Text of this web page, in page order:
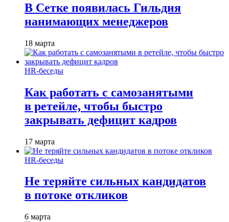
В Сетке появилась Гильдия
нанимающих менеджеров
18 марта
HR-беседы
Как работать с самозанятыми
в ретейле, чтобы быстро
закрывать дефицит кадров
17 марта
HR-беседы
Не теряйте сильных кандидатов
в потоке откликов
6 марта